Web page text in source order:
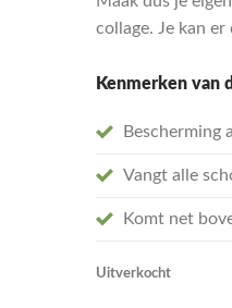
collage. Je kan
Kenmerken van
Bescherming
Vangt alle
Komt net
Uitverkocht